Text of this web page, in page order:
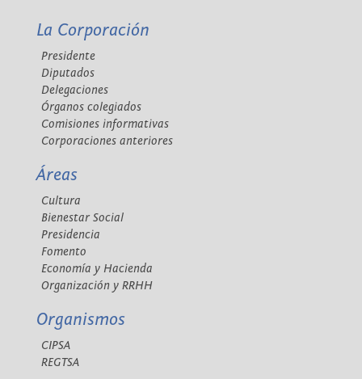
La Corporación
Presidente
Diputados
Delegaciones
Órganos colegiados
Comisiones informativas
Corporaciones anteriores
Áreas
Cultura
Bienestar Social
Presidencia
Fomento
Economía y Hacienda
Organización y RRHH
Organismos
CIPSA
REGTSA